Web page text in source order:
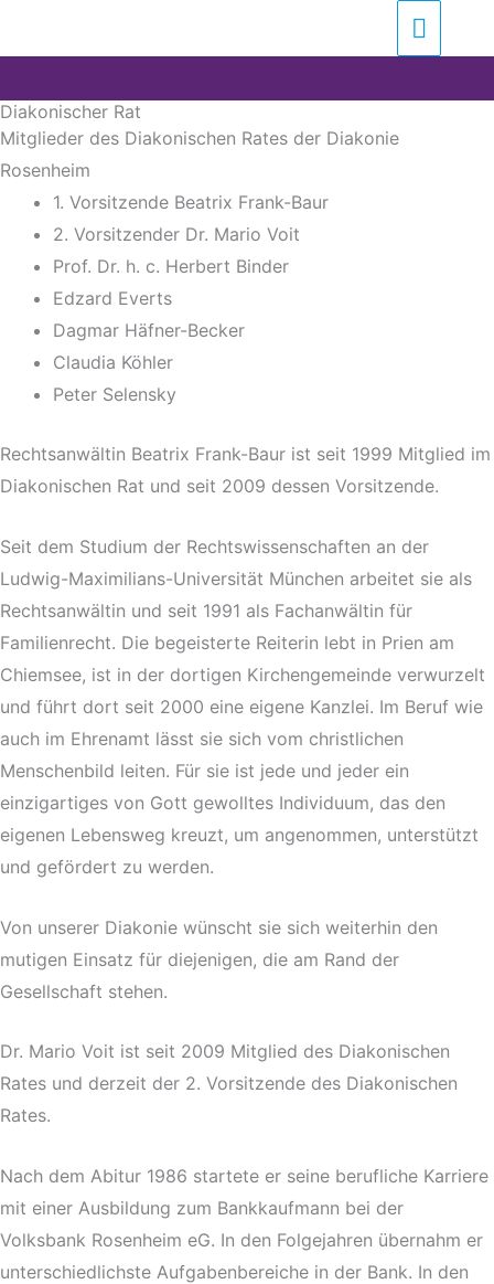
Diakonischer Rat
Mitglieder des Diakonischen Rates der Diakonie
Rosenheim
1. Vorsitzende Beatrix Frank-Baur
2. Vorsitzender Dr. Mario Voit
Prof. Dr. h. c. Herbert Binder
Edzard Everts
Dagmar Häfner-Becker
Claudia Köhler
Peter Selensky
Rechtsanwältin Beatrix Frank-Baur ist seit 1999 Mitglied im
Diakonischen Rat und seit 2009 dessen Vorsitzende.
Seit dem Studium der Rechtswissenschaften an der
Ludwig-Maximilians-Universität München arbeitet sie als
Rechtsanwältin und seit 1991 als Fachanwältin für
Familienrecht. Die begeisterte Reiterin lebt in Prien am
Chiemsee, ist in der dortigen Kirchengemeinde verwurzelt
und führt dort seit 2000 eine eigene Kanzlei. Im Beruf wie
auch im Ehrenamt lässt sie sich vom christlichen
Menschenbild leiten. Für sie ist jede und jeder ein
einzigartiges von Gott gewolltes Individuum, das den
eigenen Lebensweg kreuzt, um angenommen, unterstützt
und gefördert zu werden.
Von unserer Diakonie wünscht sie sich weiterhin den
mutigen Einsatz für diejenigen, die am Rand der
Gesellschaft stehen.
Dr. Mario Voit ist seit 2009 Mitglied des Diakonischen
Rates und derzeit der 2. Vorsitzende des Diakonischen
Rates.
Nach dem Abitur 1986 startete er seine berufliche Karriere
mit einer Ausbildung zum Bankkaufmann bei der
Volksbank Rosenheim eG. In den Folgejahren übernahm er
unterschiedlichste Aufgabenbereiche in der Bank. In den